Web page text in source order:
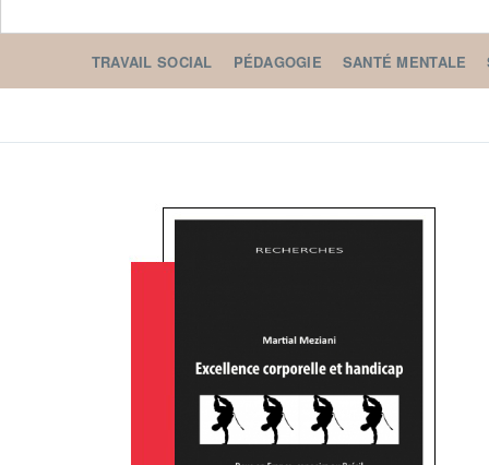
TRAVAIL SOCIAL PÉDAGOGIE SANTÉ MENTALE